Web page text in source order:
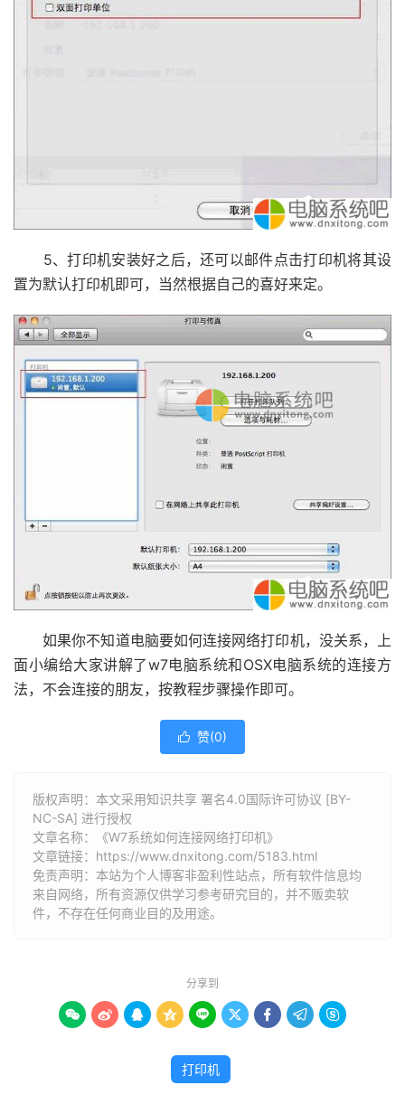
5、打印机安装好之后，还可以邮件点击打印机将其设
置为默认打印机即可，当然根据自己的喜好来定。
如果你不知道电脑要如何连接网络打印机，没关系，上
面小编给大家讲解了w7电脑系统和OSX电脑系统的连接方
法，不会连接的朋友，按教程步骤操作即可。
 赞(0)
版权声明：本文采用知识共享 署名4.0国际许可协议 [BY-
NC-SA] 进行授权
文章名称：《W7系统如何连接网络打印机》
文章链接： https://www.dnxitong.com/5183.html
免责声明：本站为个人博客非盈利性站点，所有软件信息均
来自网络，所有资源仅供学习参考研究目的，并不贩卖软
件，不存在任何商业目的及用途。
分享到
        
打印机